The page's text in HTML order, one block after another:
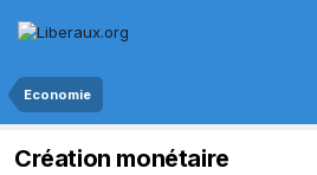
Economie
Création monétaire